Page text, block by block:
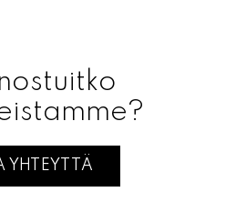
YHTEYTTÄ